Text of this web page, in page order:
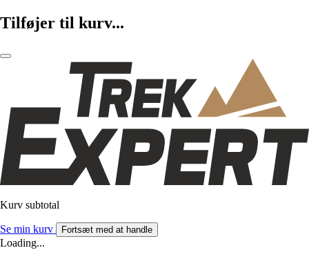
Tilføjer til kurv...
Kurv subtotal
Se min kurv Fortsæt med at handle
Loading...